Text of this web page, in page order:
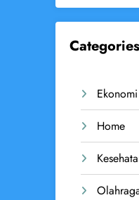
Categories
Ekonomi
Home